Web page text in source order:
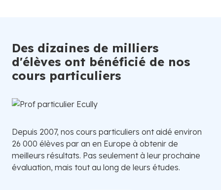
Des dizaines de milliers
d'élèves ont bénéficié de nos
cours particuliers
Depuis 2007, nos cours particuliers ont aidé environ
26 000 élèves par an en Europe à obtenir de
meilleurs résultats. Pas seulement à leur prochaine
évaluation, mais tout au long de leurs études.